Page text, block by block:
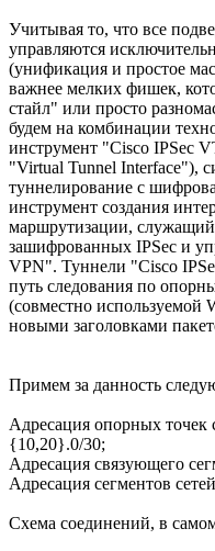
Учитывая то, что все
управляются
(унификация и простое
важнее мелких фишек,
стайл" или просто
будем на комбинации
инструмент "Cisco IPSec
"Virtual Tunnel Interface"),
туннелирование с
инструмент создания
маршрутизации, служащий
зашифрованных IPSec и
VPN". Туннели "Cisco
путь следования по
(совместно используемой
новыми заголовками
Примем за данность
Адресация опорных точек
{10,20}.0/30;
Адресация связующего
Адресация сегментов
Схема соединений, в